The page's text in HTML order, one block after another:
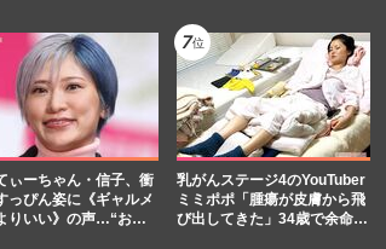
ぃーちゃん・信子、衝
っぴん姿に《ギャルメ
りいい》の声…“お…
乳がんステージ4のYouTuber
ミミポポ「腫瘍が皮膚から飛
び出してきた」34歳で余命…